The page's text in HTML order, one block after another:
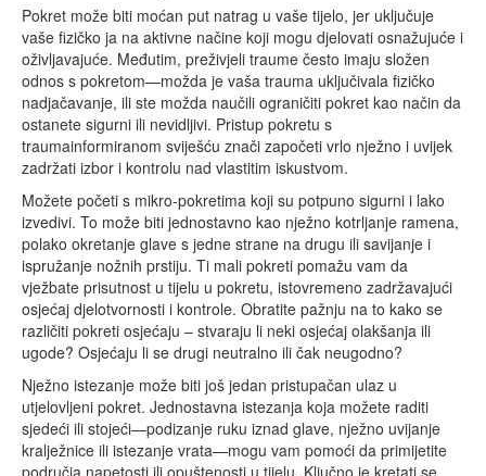
Pokret može biti moćan put natrag u vaše tijelo, jer uključuje
vaše fizičko ja na aktivne načine koji mogu djelovati osnažujuće i
oživljavajuće. Međutim, preživjeli traume često imaju složen
odnos s pokretom—možda je vaša trauma uključivala fizičko
nadjačavanje, ili ste možda naučili ograničiti pokret kao način da
ostanete sigurni ili nevidljivi. Pristup pokretu s
traumainformiranom sviješću znači započeti vrlo nježno i uvijek
zadržati izbor i kontrolu nad vlastitim iskustvom.
Možete početi s mikro-pokretima koji su potpuno sigurni i lako
izvedivi. To može biti jednostavno kao nježno kotrljanje ramena,
polako okretanje glave s jedne strane na drugu ili savijanje i
ispružanje nožnih prstiju. Ti mali pokreti pomažu vam da
vježbate prisutnost u tijelu u pokretu, istovremeno zadržavajući
osjećaj djelotvornosti i kontrole. Obratite pažnju na to kako se
različiti pokreti osjećaju – stvaraju li neki osjećaj olakšanja ili
ugode? Osjećaju li se drugi neutralno ili čak neugodno?
Nježno istezanje može biti još jedan pristupačan ulaz u
utjelovljeni pokret. Jednostavna istezanja koja možete raditi
sjedeći ili stojeći—podizanje ruku iznad glave, nježno uvijanje
kralježnice ili istezanje vrata—mogu vam pomoći da primijetite
područja napetosti ili opuštenosti u tijelu. Ključno je kretati se